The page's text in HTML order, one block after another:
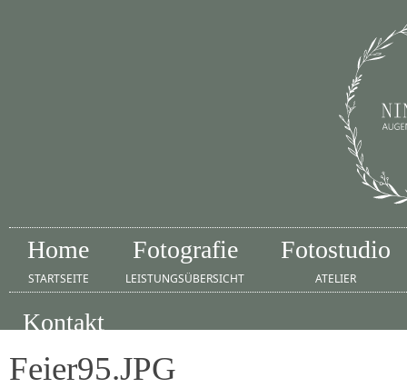
Home
STARTSEITE
Fotografie
LEISTUNGSÜBERSICHT
Fotostudio
ATELIER
Kontakt
Feier95.JPG